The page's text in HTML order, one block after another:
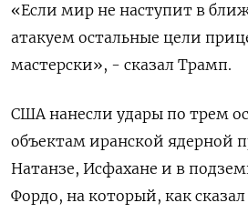
«Если мир не наступит в
атакуем остальные цели
мастерски», - сказал Трамп.
США нанесли удары по трем
объектам иранской ядерной
Натанзе, Исфахане и в
Фордо, на который, как